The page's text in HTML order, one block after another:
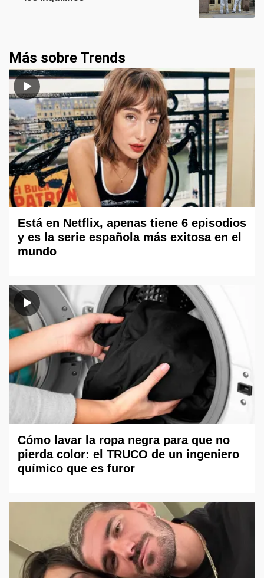
Más sobre Trends
Está en Netflix, apenas tiene 6 episodios
y es la serie española más exitosa en el
mundo
Cómo lavar la ropa negra para que no
pierda color: el TRUCO de un ingeniero
químico que es furor